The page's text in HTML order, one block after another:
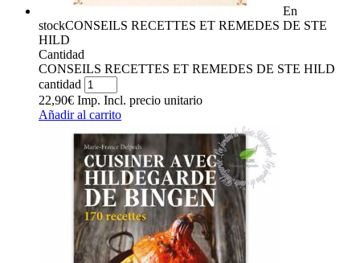
En
stockCONSEILS RECETTES ET REMEDES DE STE
HILD
Cantidad
CONSEILS RECETTES ET REMEDES DE STE HILD
cantidad
22,90€ Imp. Incl. precio unitario
Añadir al carrito